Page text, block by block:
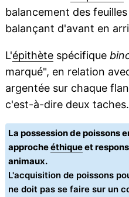
balancement des
balançant d'avant en
L'épithètespécifique
marqué", en relation
argentée sur chaque
c'est-à-dire deux taches.
La possession de poissons
approcheéthiqueet
animaux.
L'acquisition de poissons
ne doit pas se faire sur un